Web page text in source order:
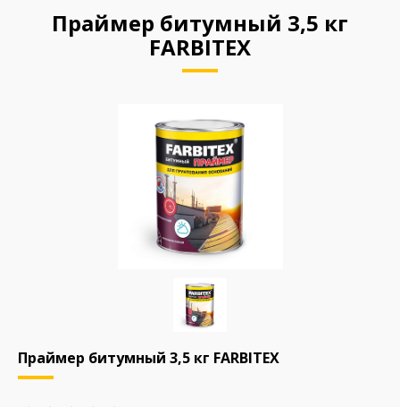
Праймер битумный 3,5 кг
FARBITEX
Праймер битумный 3,5 кг FARBITEX